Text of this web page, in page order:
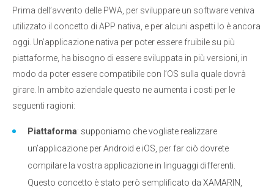
Prima dell’avvento delle PWA, per sviluppare un software veniva
utilizzato il concetto di APP nativa, e per alcuni aspetti lo è ancora
oggi. Un’applicazione nativa per poter essere fruibile su più
piattaforme, ha bisogno di essere sviluppata in più versioni, in
modo da poter essere compatibile con l’OS sulla quale dovrà
girare. In ambito aziendale questo ne aumenta i costi per le
seguenti ragioni:
Piattaforma: supponiamo che vogliate realizzare
un’applicazione per Android e iOS, per far ciò dovrete
compilare la vostra applicazione in linguaggi differenti.
Questo concetto è stato però semplificato da XAMARIN